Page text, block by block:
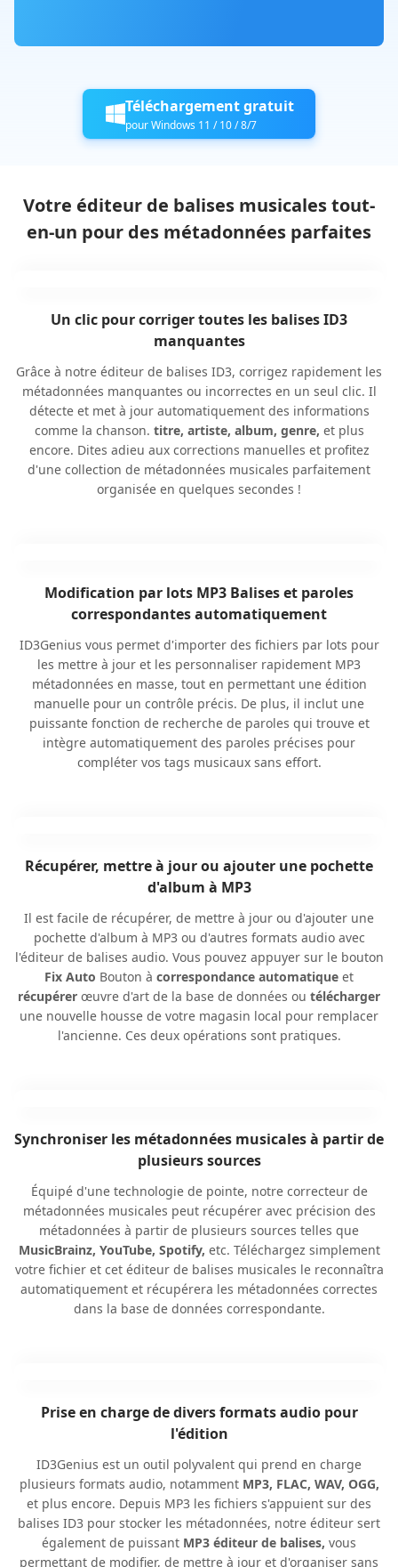
Téléchargement gratuit
pour Windows 11 / 10 / 8/7
Votre éditeur de balises musicales tout-
en-un pour des métadonnées parfaites
Un clic pour corriger toutes les balises ID3
manquantes
Grâce à notre éditeur de balises ID3, corrigez rapidement les
métadonnées manquantes ou incorrectes en un seul clic. Il
détecte et met à jour automatiquement des informations
comme la chanson. titre, artiste, album, genre, et plus
encore. Dites adieu aux corrections manuelles et profitez
d'une collection de métadonnées musicales parfaitement
organisée en quelques secondes !
Modification par lots MP3 Balises et paroles
correspondantes automatiquement
ID3Genius vous permet d'importer des fichiers par lots pour
les mettre à jour et les personnaliser rapidement MP3
métadonnées en masse, tout en permettant une édition
manuelle pour un contrôle précis. De plus, il inclut une
puissante fonction de recherche de paroles qui trouve et
intègre automatiquement des paroles précises pour
compléter vos tags musicaux sans effort.
Récupérer, mettre à jour ou ajouter une pochette
d'album à MP3
Il est facile de récupérer, de mettre à jour ou d'ajouter une
pochette d'album à MP3 ou d'autres formats audio avec
l'éditeur de balises audio. Vous pouvez appuyer sur le bouton
Fix Auto Bouton à correspondance automatique et
récupérer œuvre d'art de la base de données ou télécharger
une nouvelle housse de votre magasin local pour remplacer
l'ancienne. Ces deux opérations sont pratiques.
Synchroniser les métadonnées musicales à partir de
plusieurs sources
Équipé d'une technologie de pointe, notre correcteur de
métadonnées musicales peut récupérer avec précision des
métadonnées à partir de plusieurs sources telles que
MusicBrainz, YouTube, Spotify, etc. Téléchargez simplement
votre fichier et cet éditeur de balises musicales le reconnaîtra
automatiquement et récupérera les métadonnées correctes
dans la base de données correspondante.
Prise en charge de divers formats audio pour
l'édition
ID3Genius est un outil polyvalent qui prend en charge
plusieurs formats audio, notamment MP3, FLAC, WAV, OGG,
et plus encore. Depuis MP3 les fichiers s'appuient sur des
balises ID3 pour stocker les métadonnées, notre éditeur sert
également de puissant MP3 éditeur de balises, vous
permettant de modifier, de mettre à jour et d'organiser sans